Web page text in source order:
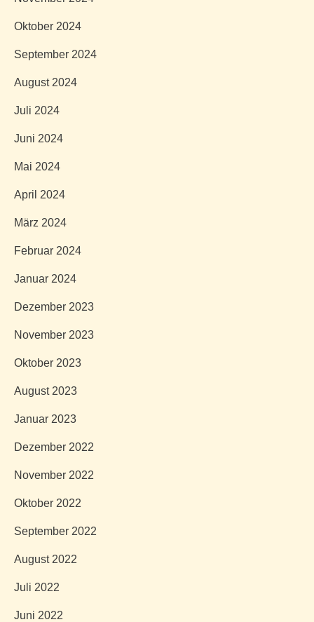
Oktober 2024
September 2024
August 2024
Juli 2024
Juni 2024
Mai 2024
April 2024
März 2024
Februar 2024
Januar 2024
Dezember 2023
November 2023
Oktober 2023
August 2023
Januar 2023
Dezember 2022
November 2022
Oktober 2022
September 2022
August 2022
Juli 2022
Juni 2022